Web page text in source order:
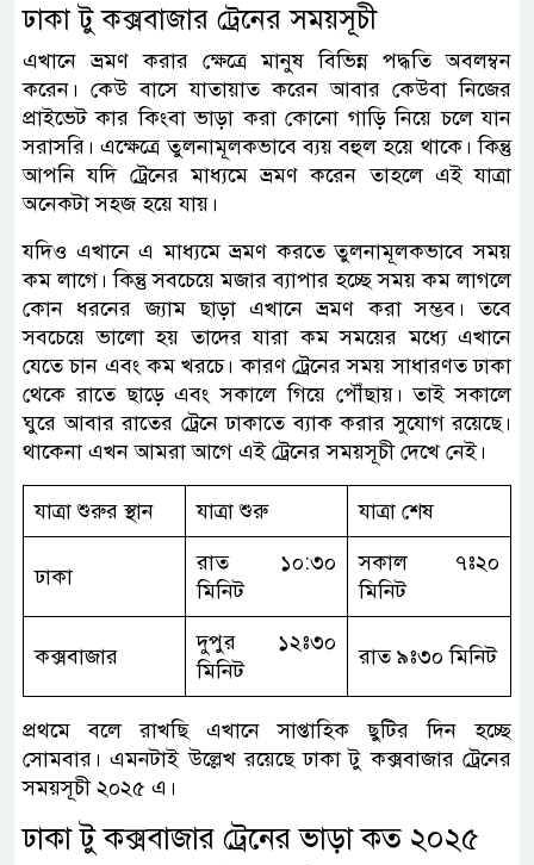
ঢাকা টু কক্সবাজার ট্রেনের সময়সূচী
এখানে ভ্রমণ করার ক্ষেত্রে মানুষ বিভিন্ন পদ্ধতি অবলম্বন
করেন। কেউ বাসে যাতায়াত করেন আবার কেউবা নিজের
প্রাইভেট কার কিংবা ভাড়া করা কোনো গাড়ি নিয়ে চলে যান
সরাসরি। এক্ষেত্রে তুলনামূলকভাবে ব্যয় বহুল হয়ে থাকে। কিন্তু
আপনি যদি ট্রেনের মাধ্যমে ভ্রমণ করেন তাহলে এই যাত্রা
অনেকটা সহজ হয়ে যায়।
যদিও এখানে এ মাধ্যমে ভ্রমণ করতে তুলনামূলকভাবে সময়
কম লাগে। কিন্তু সবচেয়ে মজার ব্যাপার হচ্ছে সময় কম লাগলে
কোন ধরনের জ্যাম ছাড়া এখানে ভ্রমণ করা সম্ভব। তবে
সবচেয়ে ভালো হয় তাদের যারা কম সময়ের মধ্যে এখানে
যেতে চান এবং কম খরচে। কারণ ট্রেনের সময় সাধারণত ঢাকা
থেকে রাতে ছাড়ে এবং সকালে গিয়ে পৌঁছায়। তাই সকালে
ঘুরে আবার রাতের ট্রেনে ঢাকাতে ব্যাক করার সুযোগ রয়েছে।
থাকেনা এখন আমরা আগে এই ট্রেনের সময়সূচী দেখে নেই।
যাত্রা শুরুর স্থান যাত্রা শুরু যাত্রা শেষ
ঢাকা
রাত ১০:৩০
মিনিট
সকাল ৭ঃ২০
মিনিট
কক্সবাজার
দুপুর ১২ঃ৩০
মিনিট
রাত ৯ঃ৩০ মিনিট
প্রথমে বলে রাখছি এখানে সাপ্তাহিক ছুটির দিন হচ্ছে
সোমবার। এমনটাই উল্লেখ রয়েছে ঢাকা টু কক্সবাজার ট্রেনের
সময়সূচী ২০২৫ এ।
ঢাকা টু কক্সবাজার ট্রেনের ভাড়া কত ২০২৫